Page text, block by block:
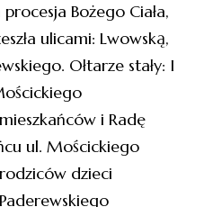
Bożego Ciała,
ulicami: Lwowską,
Ołtarze stały: I
i Radę
ul. Mościckiego
dzieci